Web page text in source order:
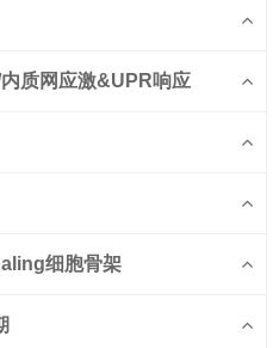
质网应激&UPR响应
细胞骨架